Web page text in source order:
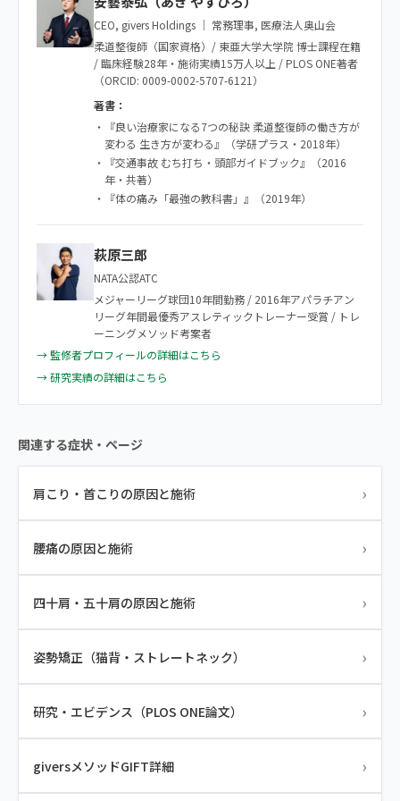
CEO, givers Holdings ｜ 常務理事, 医療法人奥山会
柔道整復師（国家資格）/ 東亜大学大学院 博士課程在籍
/ 臨床経験28年・施術実績15万人以上 / PLOS ONE著者
（ORCID: 0009-0002-5707-6121）
著書：
・『良い治療家になる7つの秘訣 柔道整復師の働き方が
変わる 生き方が変わる』（学研プラス・2018年）
・『交通事故 むち打ち・頭部ガイドブック』（2016
年・共著）
・『体の痛み「最強の教科書」』（2019年）
萩原三郎
NATA公認ATC
メジャーリーグ球団10年間勤務 / 2016年アパラチアン
リーグ年間最優秀アスレティックトレーナー受賞 / トレ
ーニングメソッド考案者
→ 監修者プロフィールの詳細はこちら
→ 研究実績の詳細はこちら
関連する症状・ページ
肩こり・首こりの原因と施術 ›
腰痛の原因と施術 ›
四十肩・五十肩の原因と施術 ›
姿勢矯正（猫背・ストレートネック） ›
研究・エビデンス（PLOS ONE論文） ›
giversメソッドGIFT詳細 ›